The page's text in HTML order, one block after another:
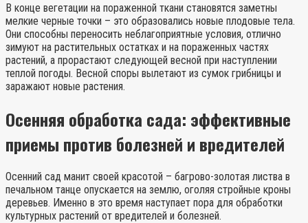
В конце вегетации на пораженной ткани становятся заметны
мелкие черные точки – это образовались новые плодовые тела.
Они способны переносить неблагоприятные условия, отлично
зимуют на растительных остатках и на пораженных частях
растений, а прорастают следующей весной при наступлении
теплой погоды. Весной споры вылетают из сумок грибницы и
заражают новые растения.
Осенняя обработка сада: эффективные
приемы против болезней и вредителей
Осенний сад манит своей красотой – багрово-золотая листва в
печальном танце опускается на землю, оголяя стройные кроны
деревьев. Именно в это время наступает пора для обработки
культурных растений от вредителей и болезней.